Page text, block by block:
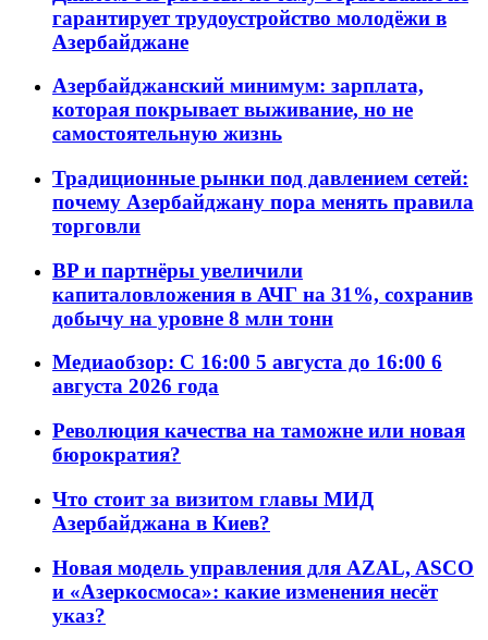
гарантирует трудоустройство молодёжи в
Азербайджане
Азербайджанский минимум: зарплата,
которая покрывает выживание, но не
самостоятельную жизнь
Традиционные рынки под давлением сетей:
почему Азербайджану пора менять правила
торговли
BP и партнёры увеличили
капиталовложения в АЧГ на 31%, сохранив
добычу на уровне 8 млн тонн
Медиаобзор: С 16:00 5 августа до 16:00 6
августа 2026 года
Революция качества на таможне или новая
бюрократия?
Что стоит за визитом главы МИД
Азербайджана в Киев?
Новая модель управления для AZAL, ASCO
и «Азеркосмоса»: какие изменения несёт
указ?